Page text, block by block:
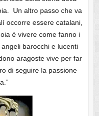
Un altro passo che va
occorre essere catalani,
è vivere come fanno i
barocchi e lucenti
aragoste vive per far
di seguire la passione